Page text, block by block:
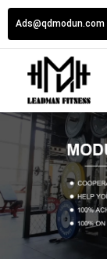
Ads@qdmodun.com